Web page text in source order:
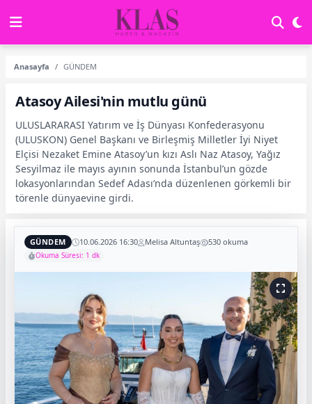
Anasayfa GÜNDEM
Atasoy Ailesi'nin mutlu günü
ULUSLARARASI Yatırım ve İş Dünyası Konfederasyonu
(ULUSKON) Genel Başkanı ve Birleşmiş Milletler İyi Niyet
Elçisi Nezaket Emine Atasoy’un kızı Aslı Naz Atasoy, Yağız
Sesyilmaz ile mayıs ayının sonunda İstanbul’un gözde
lokasyonlarından Sedef Adası’nda düzenlenen görkemli bir
törenle dünyaevine girdi.
GÜNDEM 10.06.2026 16:30 Melisa Altuntaş 530 okuma
Okuma Süresi: 1 dk